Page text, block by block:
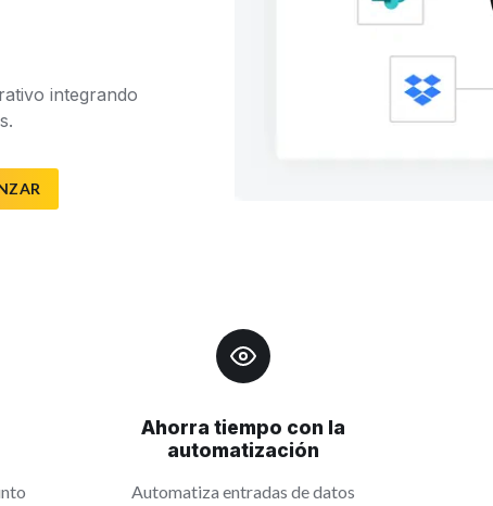
integrando
Ahorra tiempo con la
automatización
Automatiza entradas de datos